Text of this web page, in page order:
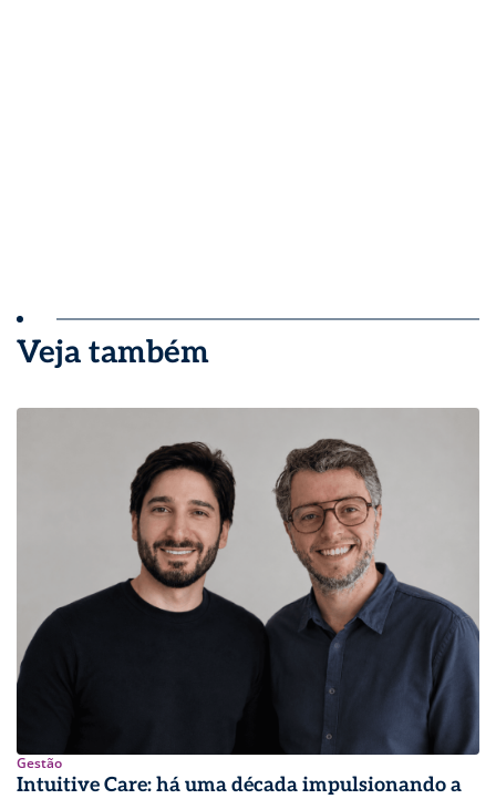
Veja também
Gestão
Intuitive Care: há uma década impulsionando a